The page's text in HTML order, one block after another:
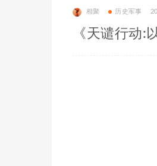
相聚 历史军事
《天谴行动: